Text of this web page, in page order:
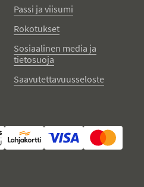
Passi ja viisumi
Rokotukset
Sosiaalinen media ja
tietosuoja
Saavutettavuusseloste